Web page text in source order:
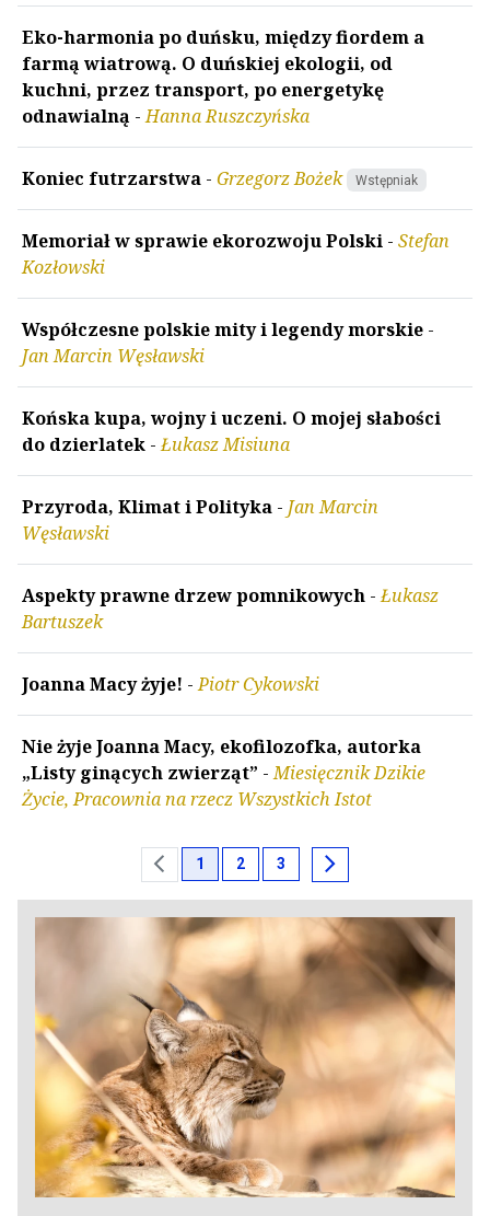
Eko-harmonia po duńsku, między fiordem a
farmą wiatrową. O duńskiej ekologii, od
kuchni, przez transport, po energetykę
odnawialną -Hanna Ruszczyńska
Koniec futrzarstwa - Grzegorz Bożek Wstępniak
Memoriał w sprawie ekorozwoju Polski - Stefan
Kozłowski
Współczesne polskie mity i legendy morskie -
Jan Marcin Węsławski
Końska kupa, wojny i uczeni. O mojej słabości
do dzierlatek -Łukasz Misiuna
Przyroda, Klimat i Polityka - Jan Marcin
Węsławski
Aspekty prawne drzew pomnikowych -Łukasz
Bartuszek
Joanna Macy żyje! -Piotr Cykowski
Nie żyje Joanna Macy, ekofilozofka, autorka
„Listy ginących zwierząt” -Miesięcznik Dzikie
Życie, Pracownia na rzecz Wszystkich Istot
chevron_left 1 2 3 chevron_right